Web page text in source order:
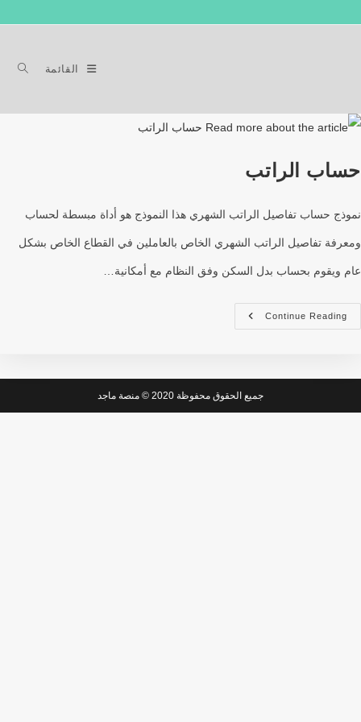
القائمة
حساب الراتب
نموذج حساب تفاصيل الراتب الشهري هذا النموذج هو أداة مبسطة لحساب
ومعرفة تفاصيل الراتب الشهري الخاص بالعاملين في القطاع الخاص بشكل
عام ويقوم بحساب بدل السكن وفق النظام مع أمكانية…
Continue Reading
جميع الحقوق محفوظة 2020 © منصة ماجد